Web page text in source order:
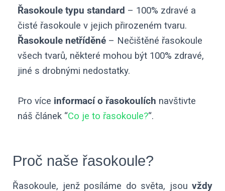
Řasokoule typu standard – 100% zdravé a
čisté řasokoule v jejich přirozeném tvaru.
Řasokoule netříděné – Nečištěné řasokoule
všech tvarů, některé mohou být 100% zdravé,
jiné s drobnými nedostatky.
Pro více informací o řasokoulích navštivte
náš článek “Co je to řasokoule?“.
Proč naše řasokoule?
Řasokoule, jenž posíláme do světa, jsou vždy